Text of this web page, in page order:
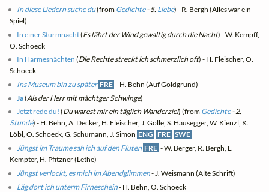
In diese Liedern suche du(from Gedichte- 5. Liebe) - R. Bergh (Alles war ein
Spiel)
In einer Sturmnacht(Es fährt der Wind gewaltig durch die Nacht) - W. Kempff,
O. Schoeck
In Harmesnächten (Die Rechte streckt ich schmerzlich oft) - H. Fleischer, O.
Schoeck
Ins Museum bin zu später FRE - H. Behn (Auf Goldgrund)
Ja(Als der Herr mit mächtger Schwinge)
Jetzt rede du! (Du warest mir ein täglich Wanderziel) (from Gedichte- 2.
Stunde) - H. Behn, A. Decker, H. Fleischer, J. Golle, S. Hausegger, W. Kienzl, K.
Löbl, O. Schoeck, G. Schumann, J. Simon ENG FRE SWE
Jüngst im Traume sah ich auf den Fluten FRE - W. Berger, R. Bergh, L.
Kempter, H. Pfitzner (Lethe)
Jüngst verlockt, es mich im Abendglimmen- J. Weismann (Alte Schrift)
Läg dort ich unterm Firneschein- H. Behn, O. Schoeck